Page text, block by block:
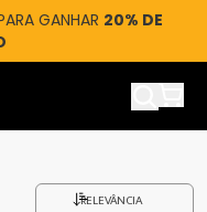
GANHAR 20% DE
Ver
RELEVÂNCIA